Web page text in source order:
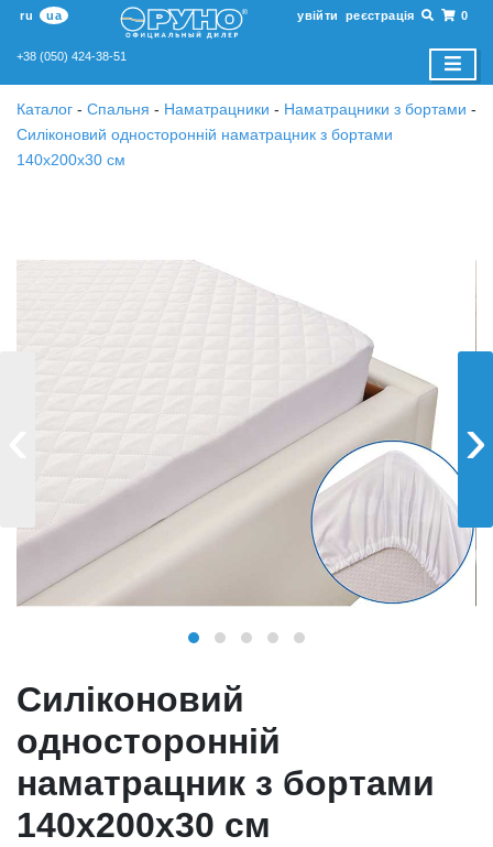
ru ua увійти реєстрація 0
+38 (050) 424-38-51
Каталог - Спальня - Наматрацники - Наматрацники з бортами -
Силіконовий односторонній наматрацник з бортами
140х200х30 см
›
Силіконовий
односторонній
наматрацник з бортами
140х200х30 см